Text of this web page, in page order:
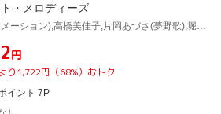
・メロディーズ
円
り1,722円（68%）おトク
イント 7P